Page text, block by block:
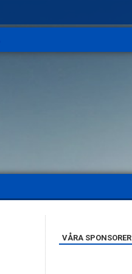
VÅRA SPONSORER